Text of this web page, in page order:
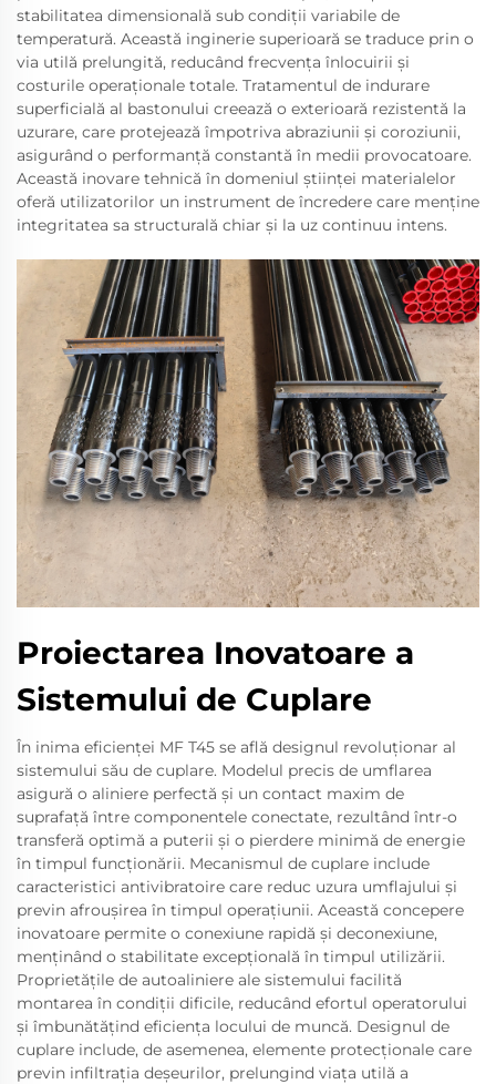
stabilitatea dimensională sub condiții variabile de
temperatură. Această inginerie superioară se traduce prin o
via utilă prelungită, reducând frecvența înlocuirii și
costurile operaționale totale. Tratamentul de indurare
superficială al bastonului creează o exterioară rezistentă la
uzurare, care protejează împotriva abraziunii și coroziunii,
asigurând o performanță constantă în medii provocatoare.
Această inovare tehnică în domeniul științei materialelor
oferă utilizatorilor un instrument de încredere care menține
integritatea sa structurală chiar și la uz continuu intens.
Proiectarea Inovatoare a
Sistemului de Cuplare
În inima eficienței MF T45 se află designul revoluționar al
sistemului său de cuplare. Modelul precis de umflarea
asigură o aliniere perfectă și un contact maxim de
suprafață între componentele conectate, rezultând într-o
transferă optimă a puterii și o pierdere minimă de energie
în timpul funcționării. Mecanismul de cuplare include
caracteristici antivibratoire care reduc uzura umflajului și
previn afroușirea în timpul operațiunii. Această concepere
inovatoare permite o conexiune rapidă și deconexiune,
menținând o stabilitate excepțională în timpul utilizării.
Proprietățile de autoaliniere ale sistemului facilită
montarea în condiții dificile, reducând efortul operatorului
și îmbunătățind eficiența locului de muncă. Designul de
cuplare include, de asemenea, elemente protecționale care
previn infiltrația deșeurilor, prelungind viața utilă a